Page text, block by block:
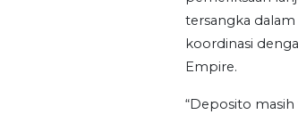
tersangka
koordinasi
Empire.
“Deposito masih